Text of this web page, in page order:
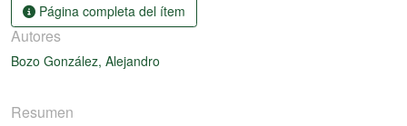
Página completa del ítem
Autores
Bozo González, Alejandro
Resumen